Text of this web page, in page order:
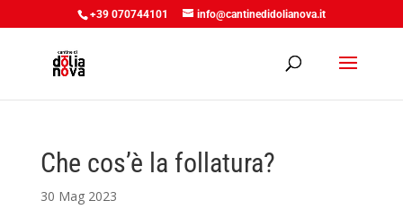
+39 070744101 info@cantinedidolianova.it
Che cos’è la follatura?
30 Mag 2023